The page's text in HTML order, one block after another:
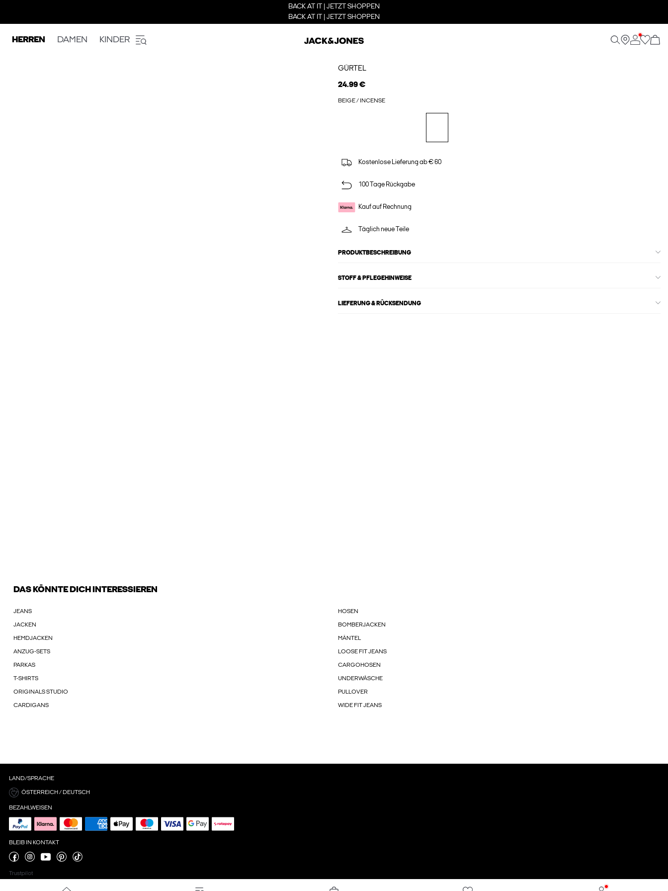
BACK AT IT | JETZT SHOPPEN
BACK AT IT | JETZT SHOPPEN
HERREN DAMEN KINDER
GÜRTEL
24.99 €
BEIGE / INCENSE
Kostenlose Lieferung ab € 60
100 Tage Rückgabe
Kauf auf Rechnung
Täglich neue Teile
PRODUKTBESCHREIBUNG
STOFF & PFLEGEHINWEISE
LIEFERUNG & RÜCKSENDUNG
DAS KÖNNTE DICH INTERESSIEREN
JEANS HOSEN
JACKEN BOMBERJACKEN
HEMDJACKEN MÄNTEL
ANZUG-SETS LOOSE FIT JEANS
PARKAS CARGOHOSEN
T-SHIRTS UNDERWÄSCHE
ORIGINALS STUDIO PULLOVER
CARDIGANS WIDE FIT JEANS
LAND/SPRACHE
ÖSTERREICH / DEUTSCH
BEZAHLWEISEN
BLEIB IN KONTAKT
Trustpilot